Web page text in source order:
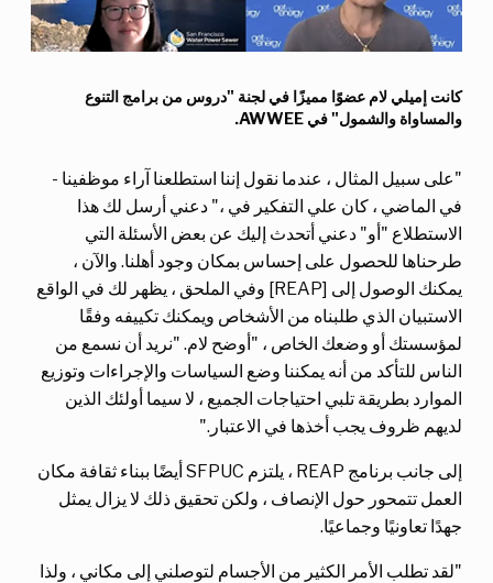
كانت إميلي لام عضوًا مميزًا في لجنة "دروس من برامج التنوع
والمساواة والشمول" في AWWEE.
"على سبيل المثال ، عندما نقول إننا استطلعنا آراء موظفينا -
في الماضي ، كان علي التفكير في ،" دعني أرسل لك هذا
الاستطلاع "أو" دعني أتحدث إليك عن بعض الأسئلة التي
طرحناها للحصول على إحساس بمكان وجود أهلنا. والآن ،
يمكنك الوصول إلى [REAP] وفي الملحق ، يظهر لك في الواقع
الاستبيان الذي طلبناه من الأشخاص ويمكنك تكييفه وفقًا
لمؤسستك أو وضعك الخاص ، "أوضح لام. "نريد أن نسمع من
الناس للتأكد من أنه يمكننا وضع السياسات والإجراءات وتوزيع
الموارد بطريقة تلبي احتياجات الجميع ، لا سيما أولئك الذين
لديهم ظروف يجب أخذها في الاعتبار."
إلى جانب برنامج REAP ، يلتزم SFPUC أيضًا ببناء ثقافة مكان
العمل تتمحور حول الإنصاف ، ولكن تحقيق ذلك لا يزال يمثل
جهدًا تعاونيًا وجماعيًا.
"لقد تطلب الأمر الكثير من الأجسام لتوصلني إلى مكاني ، ولذا